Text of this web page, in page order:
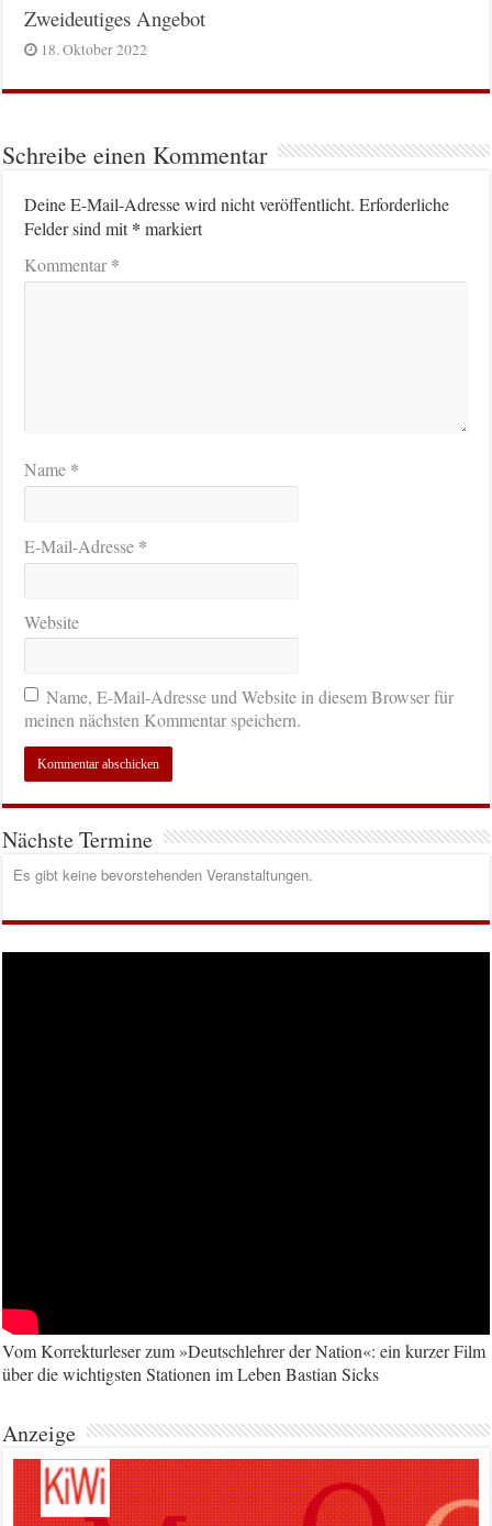
Zweideutiges Angebot
18. Oktober 2022
Schreibe einen Kommentar
Deine E-Mail-Adresse wird nicht veröffentlicht. Erforderliche
Felder sind mit* markiert
Kommentar*
Name *
E-Mail-Adresse *
Website
Name, E-Mail-Adresse und Website in diesem Browser für
meinen nächsten Kommentar speichern.
Nächste Termine
Es gibt keine bevorstehenden Veranstaltungen.
Vom Korrekturleser zum »Deutschlehrer der Nation«: ein kurzer Film
über die wichtigsten Stationen im Leben Bastian Sicks
Anzeige